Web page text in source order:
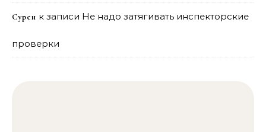
Сурен к записи Не надо затягивать инспекторские
проверки